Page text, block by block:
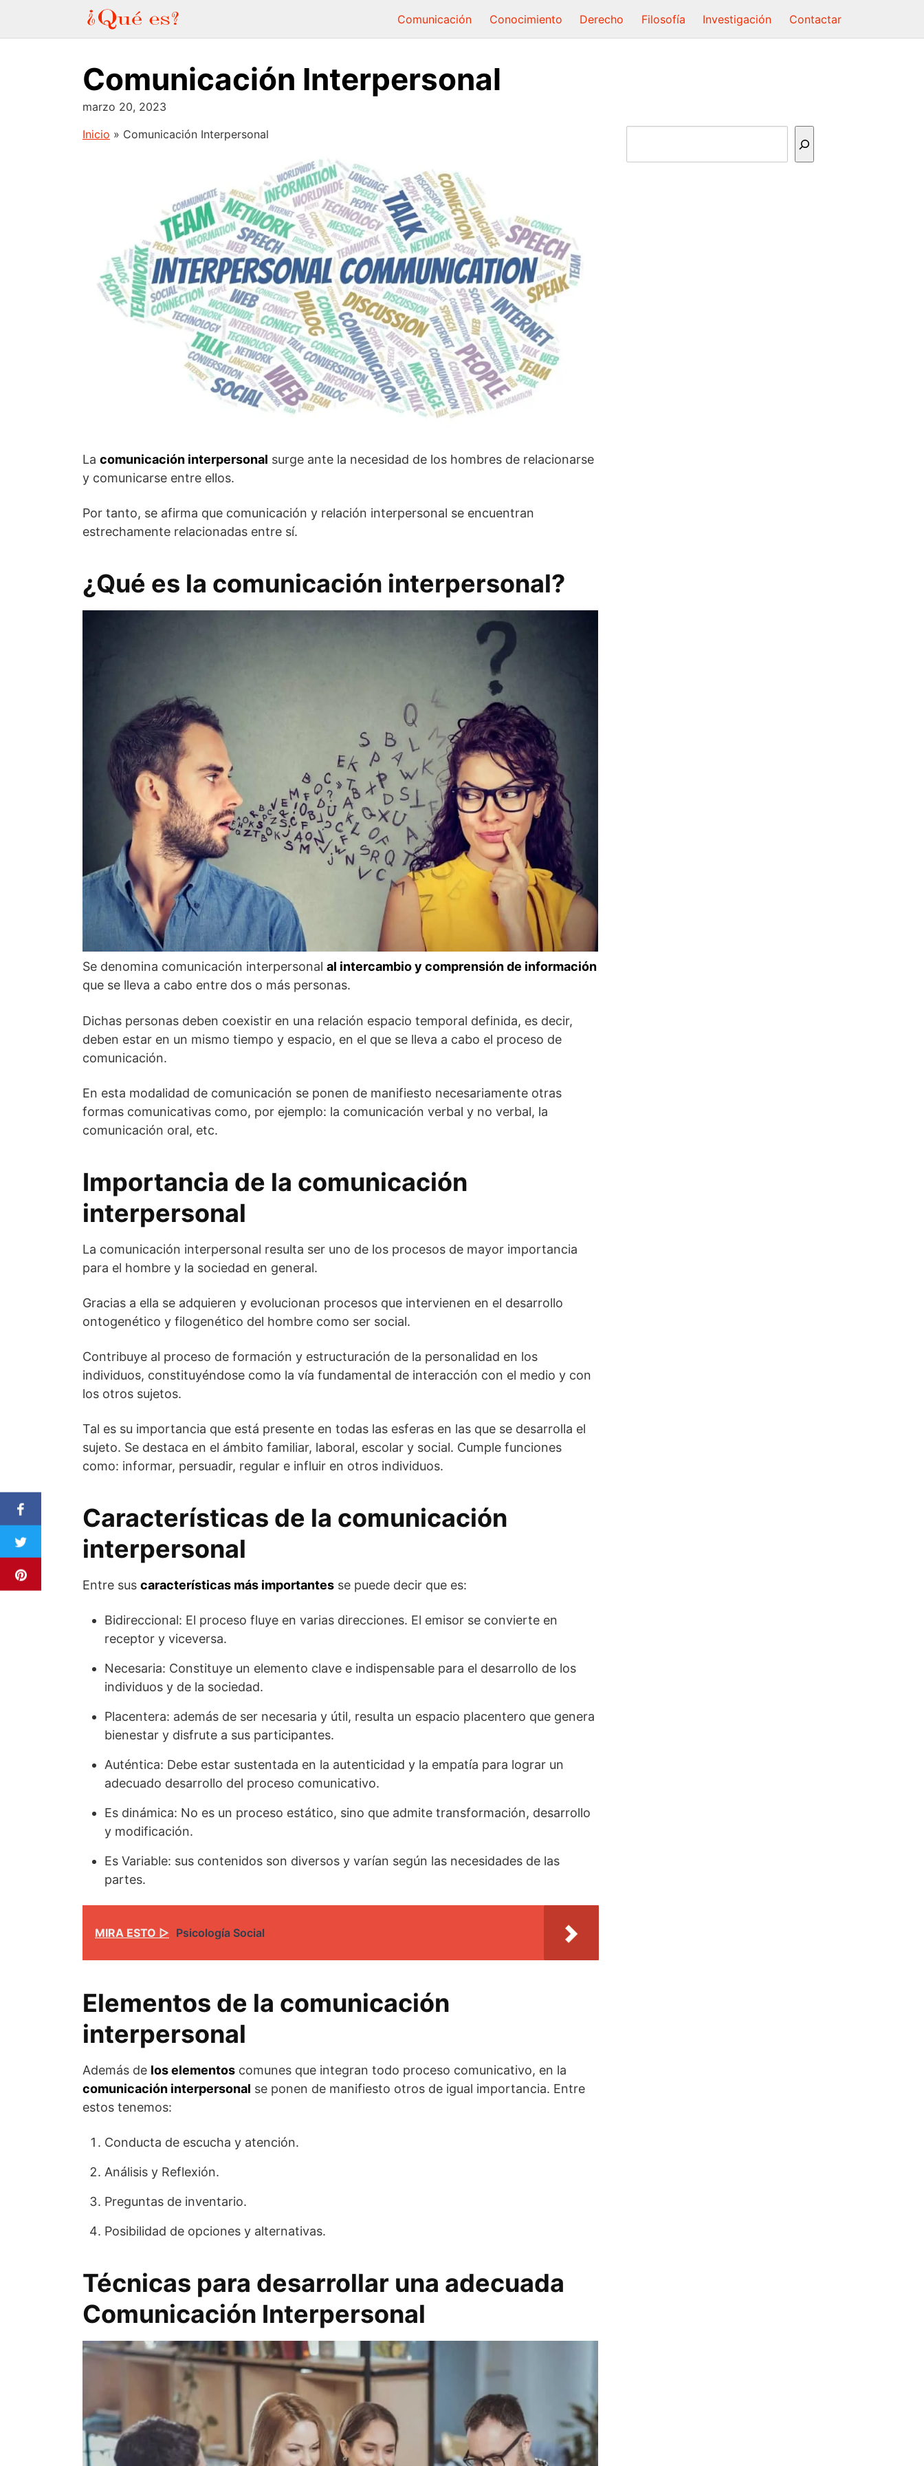
contenido
Comunicación Conocimiento Derecho Filosofía Investigación Contactar
Comunicación Interpersonal
marzo 20, 2023
Inicio » Comunicación Interpersonal
La comunicación interpersonal surge ante la necesidad de los hombres de relacionarse
y comunicarse entre ellos.
Por tanto, se afirma que comunicación y relación interpersonal se encuentran
estrechamente relacionadas entre sí.
¿Qué es la comunicación interpersonal?
Se denomina comunicación interpersonal al intercambio y comprensión de información
que se lleva a cabo entre dos o más personas.
Dichas personas deben coexistir en una relación espacio temporal definida, es decir,
deben estar en un mismo tiempo y espacio, en el que se lleva a cabo el proceso de
comunicación.
En esta modalidad de comunicación se ponen de manifiesto necesariamente otras
formas comunicativas como, por ejemplo: la comunicación verbal y no verbal, la
comunicación oral, etc.
Importancia de la comunicación
interpersonal
La comunicación interpersonal resulta ser uno de los procesos de mayor importancia
para el hombre y la sociedad en general.
Gracias a ella se adquieren y evolucionan procesos que intervienen en el desarrollo
ontogenético y filogenético del hombre como ser social.
Contribuye al proceso de formación y estructuración de la personalidad en los
individuos, constituyéndose como la vía fundamental de interacción con el medio y con
los otros sujetos.
Tal es su importancia que está presente en todas las esferas en las que se desarrolla el
sujeto. Se destaca en el ámbito familiar, laboral, escolar y social. Cumple funciones
como: informar, persuadir, regular e influir en otros individuos.
Características de la comunicación
interpersonal
Entre sus características más importantes se puede decir que es:
Bidireccional: El proceso fluye en varias direcciones. El emisor se convierte en
receptor y viceversa.
Necesaria: Constituye un elemento clave e indispensable para el desarrollo de los
individuos y de la sociedad.
Placentera: además de ser necesaria y útil, resulta un espacio placentero que genera
bienestar y disfrute a sus participantes.
Auténtica: Debe estar sustentada en la autenticidad y la empatía para lograr un
adecuado desarrollo del proceso comunicativo.
Es dinámica: No es un proceso estático, sino que admite transformación, desarrollo
y modificación.
Es Variable: sus contenidos son diversos y varían según las necesidades de las
partes.
MIRA ESTO ▷ Psicología Social
Elementos de la comunicación
interpersonal
Además de los elementos comunes que integran todo proceso comunicativo, en la
comunicación interpersonal se ponen de manifiesto otros de igual importancia. Entre
estos tenemos:
Conducta de escucha y atención.
Análisis y Reflexión.
Preguntas de inventario.
Posibilidad de opciones y alternativas.
Técnicas para desarrollar una adecuada
Comunicación Interpersonal